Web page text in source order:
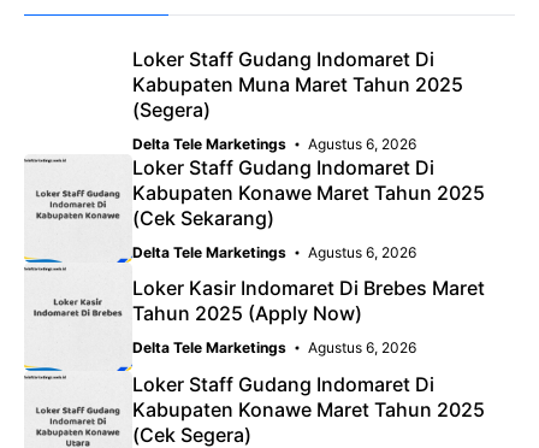
Loker Staff Gudang Indomaret Di
Kabupaten Muna Maret Tahun 2025
(Segera)
Delta Tele Marketings Agustus 6, 2026
Loker Staff Gudang Indomaret Di
Kabupaten Konawe Maret Tahun 2025
(Cek Sekarang)
Delta Tele Marketings Agustus 6, 2026
Loker Kasir Indomaret Di Brebes Maret
Tahun 2025 (Apply Now)
Delta Tele Marketings Agustus 6, 2026
Loker Staff Gudang Indomaret Di
Kabupaten Konawe Maret Tahun 2025
(Cek Segera)